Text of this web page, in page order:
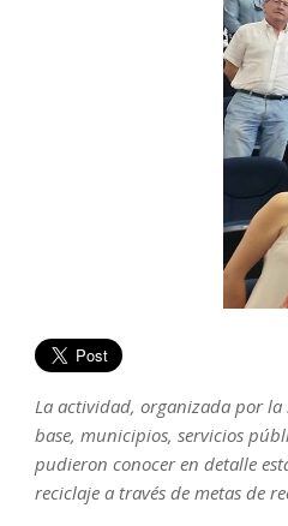
La actividad, organizada por la
base, municipios, servicios
pudieron conocer en detalle
reciclaje a través de metas de